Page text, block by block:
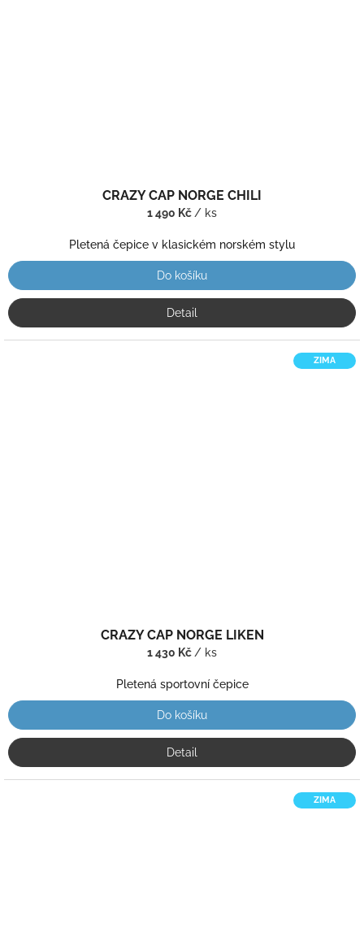
CRAZY CAP NORGE CHILI
1 490 Kč / ks
Pletená čepice v klasickém norském stylu
Do košíku
Detail
ZIMA
CRAZY CAP NORGE LIKEN
1 430 Kč / ks
Pletená sportovní čepice
Do košíku
Detail
ZIMA